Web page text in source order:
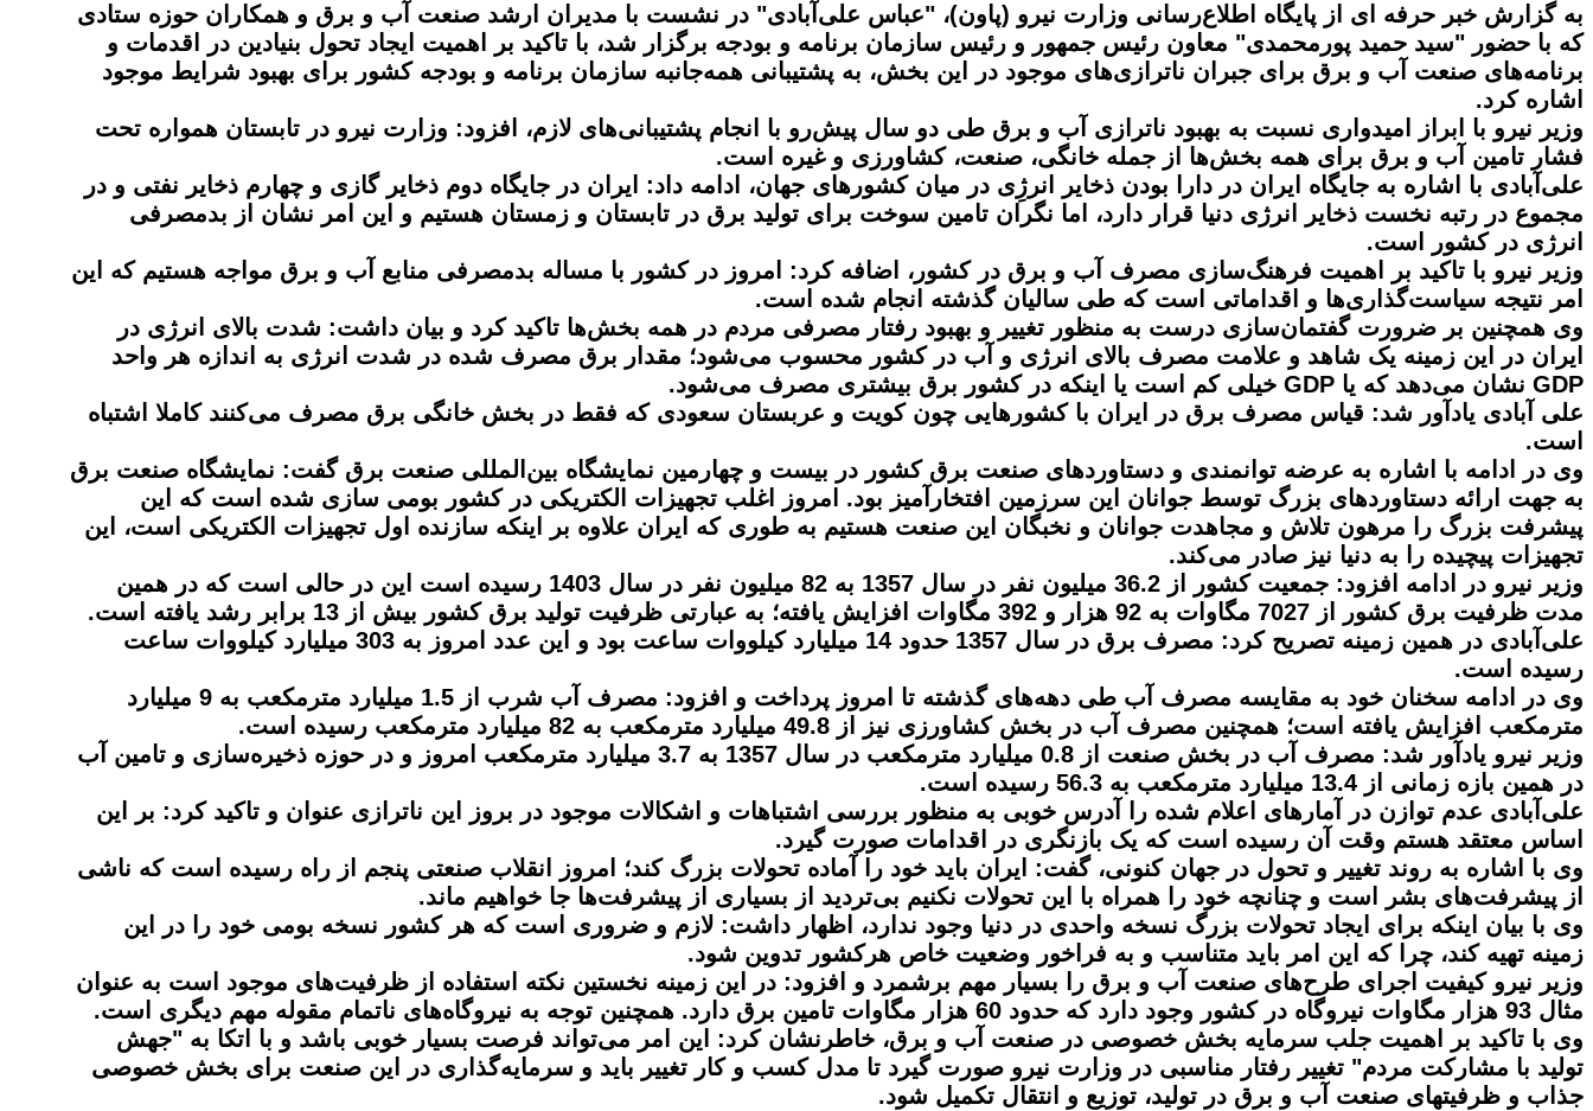
به گزارش خبر حرفه ای از پایگاه اطلاع‌رسانی وزارت نیرو (پاون)، "عباس علی‌آبادی" در نشست با مدیران ارشد صنعت آب و برق و همکاران حوزه ستادی
که با حضور "سید حمید پورمحمدی" معاون رئیس جمهور و رئیس سازمان برنامه و بودجه برگزار شد، با تاکید بر اهمیت ایجاد تحول بنیادین در اقدمات و
برنامه‌های صنعت آب و برق برای جبران ناترازی‌های موجود در این بخش، به پشتیبانی همه‌جانبه سازمان برنامه‌ و بودجه کشور برای بهبود شرایط موجود
اشاره کرد.
وزیر نیرو با ابراز امیدواری نسبت به بهبود ناترازی آب و برق طی دو سال پیش‌رو با انجام پشتیبانی‌های لازم، افزود: وزارت نیرو در تابستان همواره تحت
فشار تامین آب و برق برای همه بخش‌ها از جمله خانگی، صنعت، کشاورزی و غیره است.
علی‌آبادی با اشاره به جایگاه ایران در دارا بودن ذخایر انرژِی در میان کشورهای جهان، ادامه داد: ایران در جایگاه دوم ذخایر گازی و چهارم ذخایر نفتی و در
مجموع در رتبه نخست ذخایر انرژی دنیا قرار دارد، اما نگران تامین سوخت برای تولید برق در تابستان و زمستان هستیم و این امر نشان از بد‌مصرفی
انرژی در کشور است.
وزیر نیرو با تاکید بر اهمیت فرهنگ‌سازی مصرف آب و برق در کشور، اضافه کرد: امروز در کشور با مساله بدمصرفی منابع آب و برق مواجه هستیم که این
امر نتیجه سیاست‌گذاری‌ها و اقداماتی است که طی سالیان گذشته انجام شده است.
وی همچنین بر ضرورت گفتمان‌سازی درست به منظور تغییر و بهبود رفتار مصرفی مردم در همه بخش‌ها تاکید کرد و بیان داشت: شدت بالای انرژی در
ایران در این زمینه یک شاهد و علامت مصرف بالای انرژی و آب در کشور محسوب می‌شود؛ مقدار برق مصرف شده در شدت انرژی به اندازه هر واحد
GDP نشان می‌دهد که یا GDP خیلی کم است یا اینکه در کشور برق بیشتری مصرف می‌شود.
علی آبادی یادآور شد: قیاس مصرف برق در ایران با کشورهایی چون کویت و عربستان سعودی که فقط در بخش خانگی برق مصرف می‌کنند کاملا اشتباه
است.
وی در ادامه با اشاره به عرضه توانمندی و دستاوردهای صنعت برق کشور در بیست و چهارمین نمایشگاه بین‌المللی صنعت برق گفت: نمایشگاه صنعت برق
به جهت ارائه دستاوردهای بزرگ توسط جوانان این سرزمین افتخارآمیز بود. امروز اغلب تجهیزات الکتریکی در کشور بومی ‌سازی شده است که این
پیشرفت بزرگ را مرهون تلاش و مجاهدت جوانان و نخبگان این صنعت هستیم به طوری که ایران علاوه بر اینکه سازنده اول تجهیزات الکتریکی است، این
تجهیزات پیچیده را به دنیا نیز صادر می‌کند.
وزیر نیرو در ادامه افزود: جمعیت کشور از 36.2 میلیون نفر در سال 1357 به 82 میلیون نفر در سال 1403 رسیده است این در حالی است که در همین
مدت ظرفیت برق کشور از 7027 مگاوات به 92 هزار و 392 مگاوات افزایش یافته؛ به عبارتی ظرفیت تولید برق کشور بیش از 13 برابر رشد یافته است.
علی‌آبادی در همین زمینه تصریح کرد: مصرف برق در سال 1357 حدود 14 میلیارد کیلووات ساعت بود و این عدد امروز به 303 میلیارد کیلووات ساعت
رسیده است.
وی در ادامه سخنان خود به مقایسه مصرف آب طی دهه‌های گذشته تا امروز پرداخت و افزود: مصرف آب شرب از 1.5 میلیارد مترمکعب به 9 میلیارد
مترمکعب افزایش یافته است؛ همچنین مصرف آب در بخش کشاورزی نیز از 49.8 میلیارد مترمکعب به 82 میلیارد مترمکعب رسیده است.
وزیر نیرو یادآور شد: مصرف آب در بخش صنعت از 0.8 میلیارد مترمکعب در سال 1357 به 3.7 میلیارد مترمکعب امروز و در حوزه ذخیره‌سازی و تامین آب
در همین بازه زمانی از 13.4 میلیارد مترمکعب به 56.3 رسیده است.
علی‌آبادی عدم توازن در آمارهای اعلام شده را آدرس خوبی به منظور بررسی اشتباهات و اشکالات موجود در بروز این ناترازی عنوان و تاکید کرد: بر این
اساس معتقد هستم وقت آن رسیده است که یک بازنگری در اقدامات صورت گیرد.
وی با اشاره به روند تغییر و تحول در جهان کنونی، گفت: ایران باید خود را آماده تحولات بزرگ کند؛ امروز انقلاب صنعتی پنجم از راه رسیده است که ناشی
از پیشرفت‌های بشر است و چنانچه خود را همراه با این تحولات نکنیم بی‌تردید از بسیاری از پیشرفت‌ها جا خواهیم ماند.
وی با بیان اینکه برای ایجاد تحولات بزرگ نسخه واحدی در دنیا وجود ندارد، اظهار داشت: لازم و ضروری است که هر کشور نسخه بومی خود را در این
زمینه تهیه کند، چرا که این امر باید متناسب و به فراخور وضعیت خاص هرکشور تدوین شود.
وزیر نیرو کیفیت اجرای طرح‌های صنعت آب و برق را بسیار مهم برشمرد و افزود: در این زمینه نخستین نکته استفاده از ظرفیت‌های موجود است به عنوان
مثال 93 هزار مگاوات نیروگاه در کشور وجود دارد که حدود 60 هزار مگاوات تامین برق دارد. همچنین توجه به نیروگاه‌های ناتمام مقوله مهم دیگری است.
وی با تاکید بر اهمیت جلب سرمایه بخش خصوصی در صنعت آب و برق، خاطرنشان کرد: این امر می‌تواند فرصت بسیار خوبی باشد و با اتکا به "جهش
تولید با مشارکت مردم" تغییر رفتار مناسبی در وزارت نیرو صورت گیرد تا مدل کسب و کار تغییر باید و سرمایه‌گذاری در این صنعت برای بخش خصوصی
جذاب و ظرفیت‎های صنعت آب و برق در تولید، توزیع و انتقال تکمیل شود.